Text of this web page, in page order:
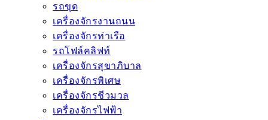
รถขุด
เครื่องจักรงานถนน
เครื่องจักรท่าเรือ
รถโฟล์คลิฟท์
เครื่องจักรสุขาภิบาล
เครื่องจักรพิเศษ
เครื่องจักรชีวมวล
เครื่องจักรไฟฟ้า